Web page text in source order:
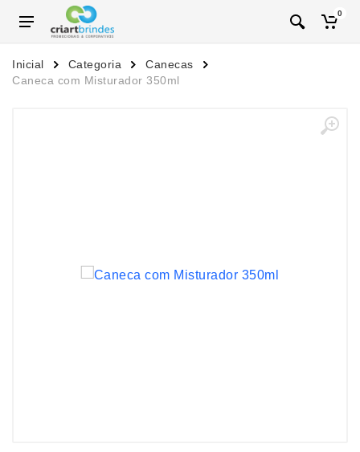
0
Inicial Categoria
Canecas
Caneca com Misturador 350ml